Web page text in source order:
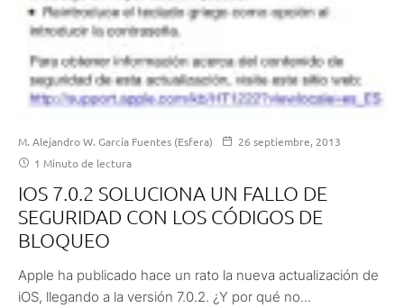
M. Alejandro W. García Fuentes (Esfera)
26 septiembre, 2013
1 Minuto de lectura
IOS 7.0.2 SOLUCIONA UN FALLO DE
SEGURIDAD CON LOS CÓDIGOS DE
BLOQUEO
Apple ha publicado hace un rato la nueva actualización de
iOS, llegando a la versión 7.0.2. ¿Y por qué no...